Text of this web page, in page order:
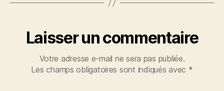
Laisser un commentaire
Votre adresse e-mail ne sera pas publiée.
Les champs obligatoires sont indiqués avec *